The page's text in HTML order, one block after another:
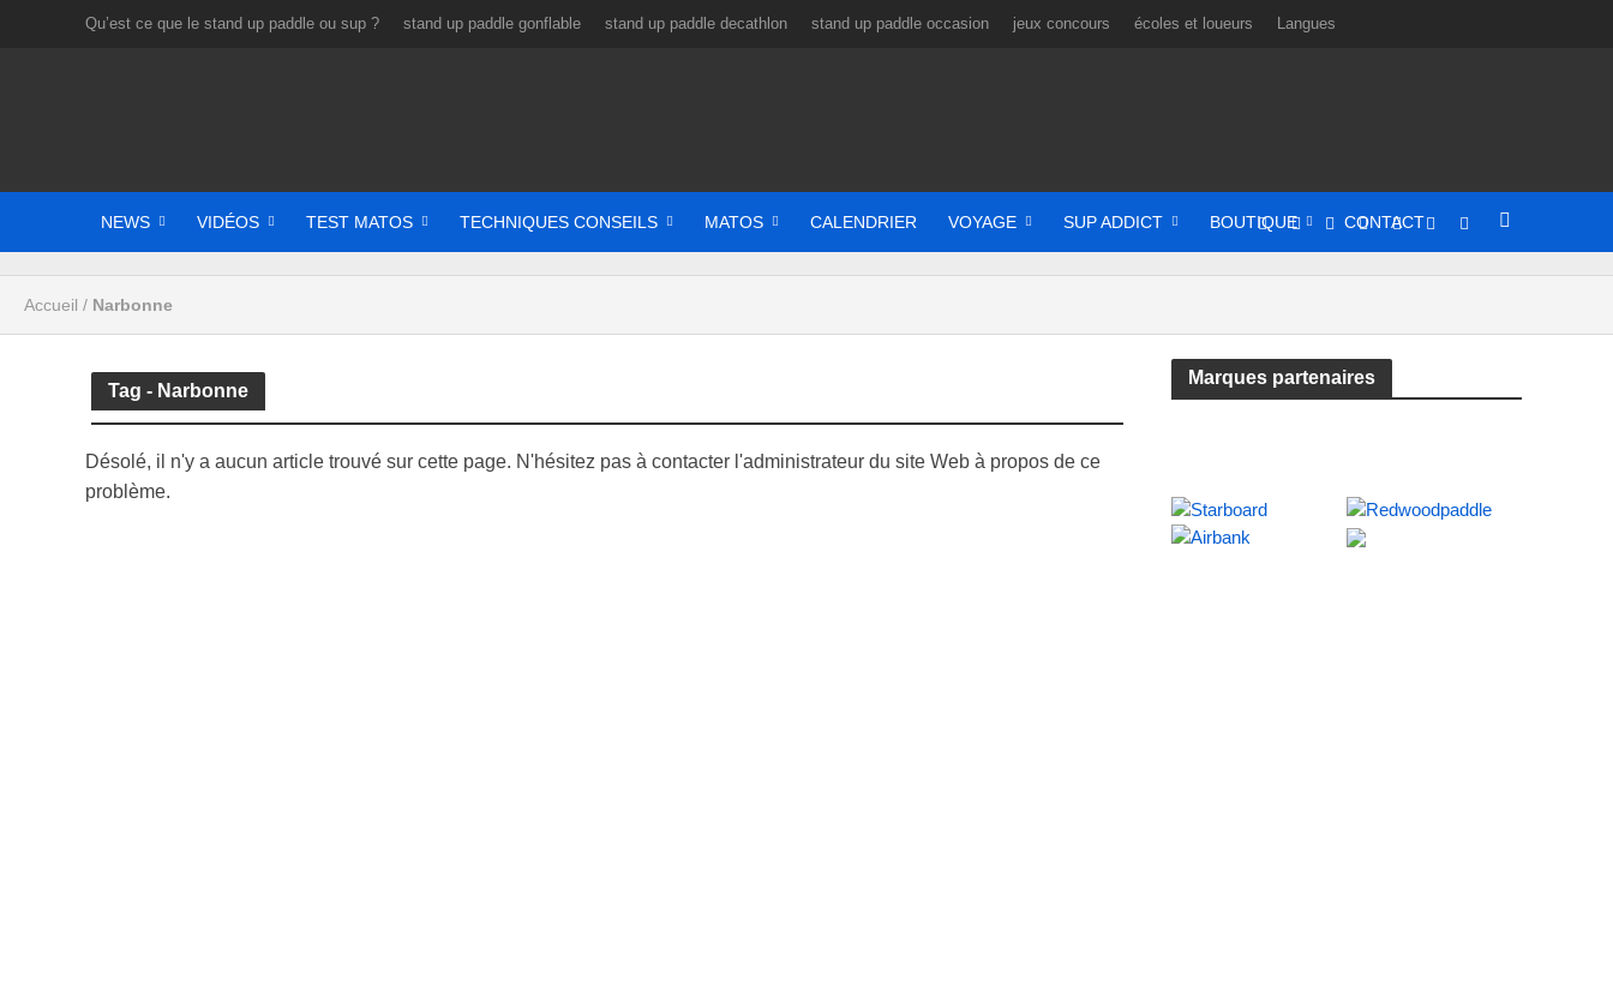
Qu’est ce que le stand up paddle ou sup ? stand up paddle gonflable stand up paddle decathlon stand up paddle occasion jeux concours écoles et loueurs Langues
NEWS VIDÉOS TEST MATOS TECHNIQUES CONSEILS MATOS CALENDRIER VOYAGE SUP ADDICT BOUTIQUE CONTACT
Accueil / Narbonne
Tag - Narbonne
Désolé, il n'y a aucun article trouvé sur cette page. N'hésitez pas à contacter l'administrateur du site Web à propos de ce
problème.
Marques partenaires